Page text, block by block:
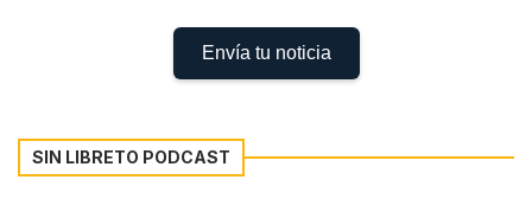
Envía tu noticia
SIN LIBRETO PODCAST